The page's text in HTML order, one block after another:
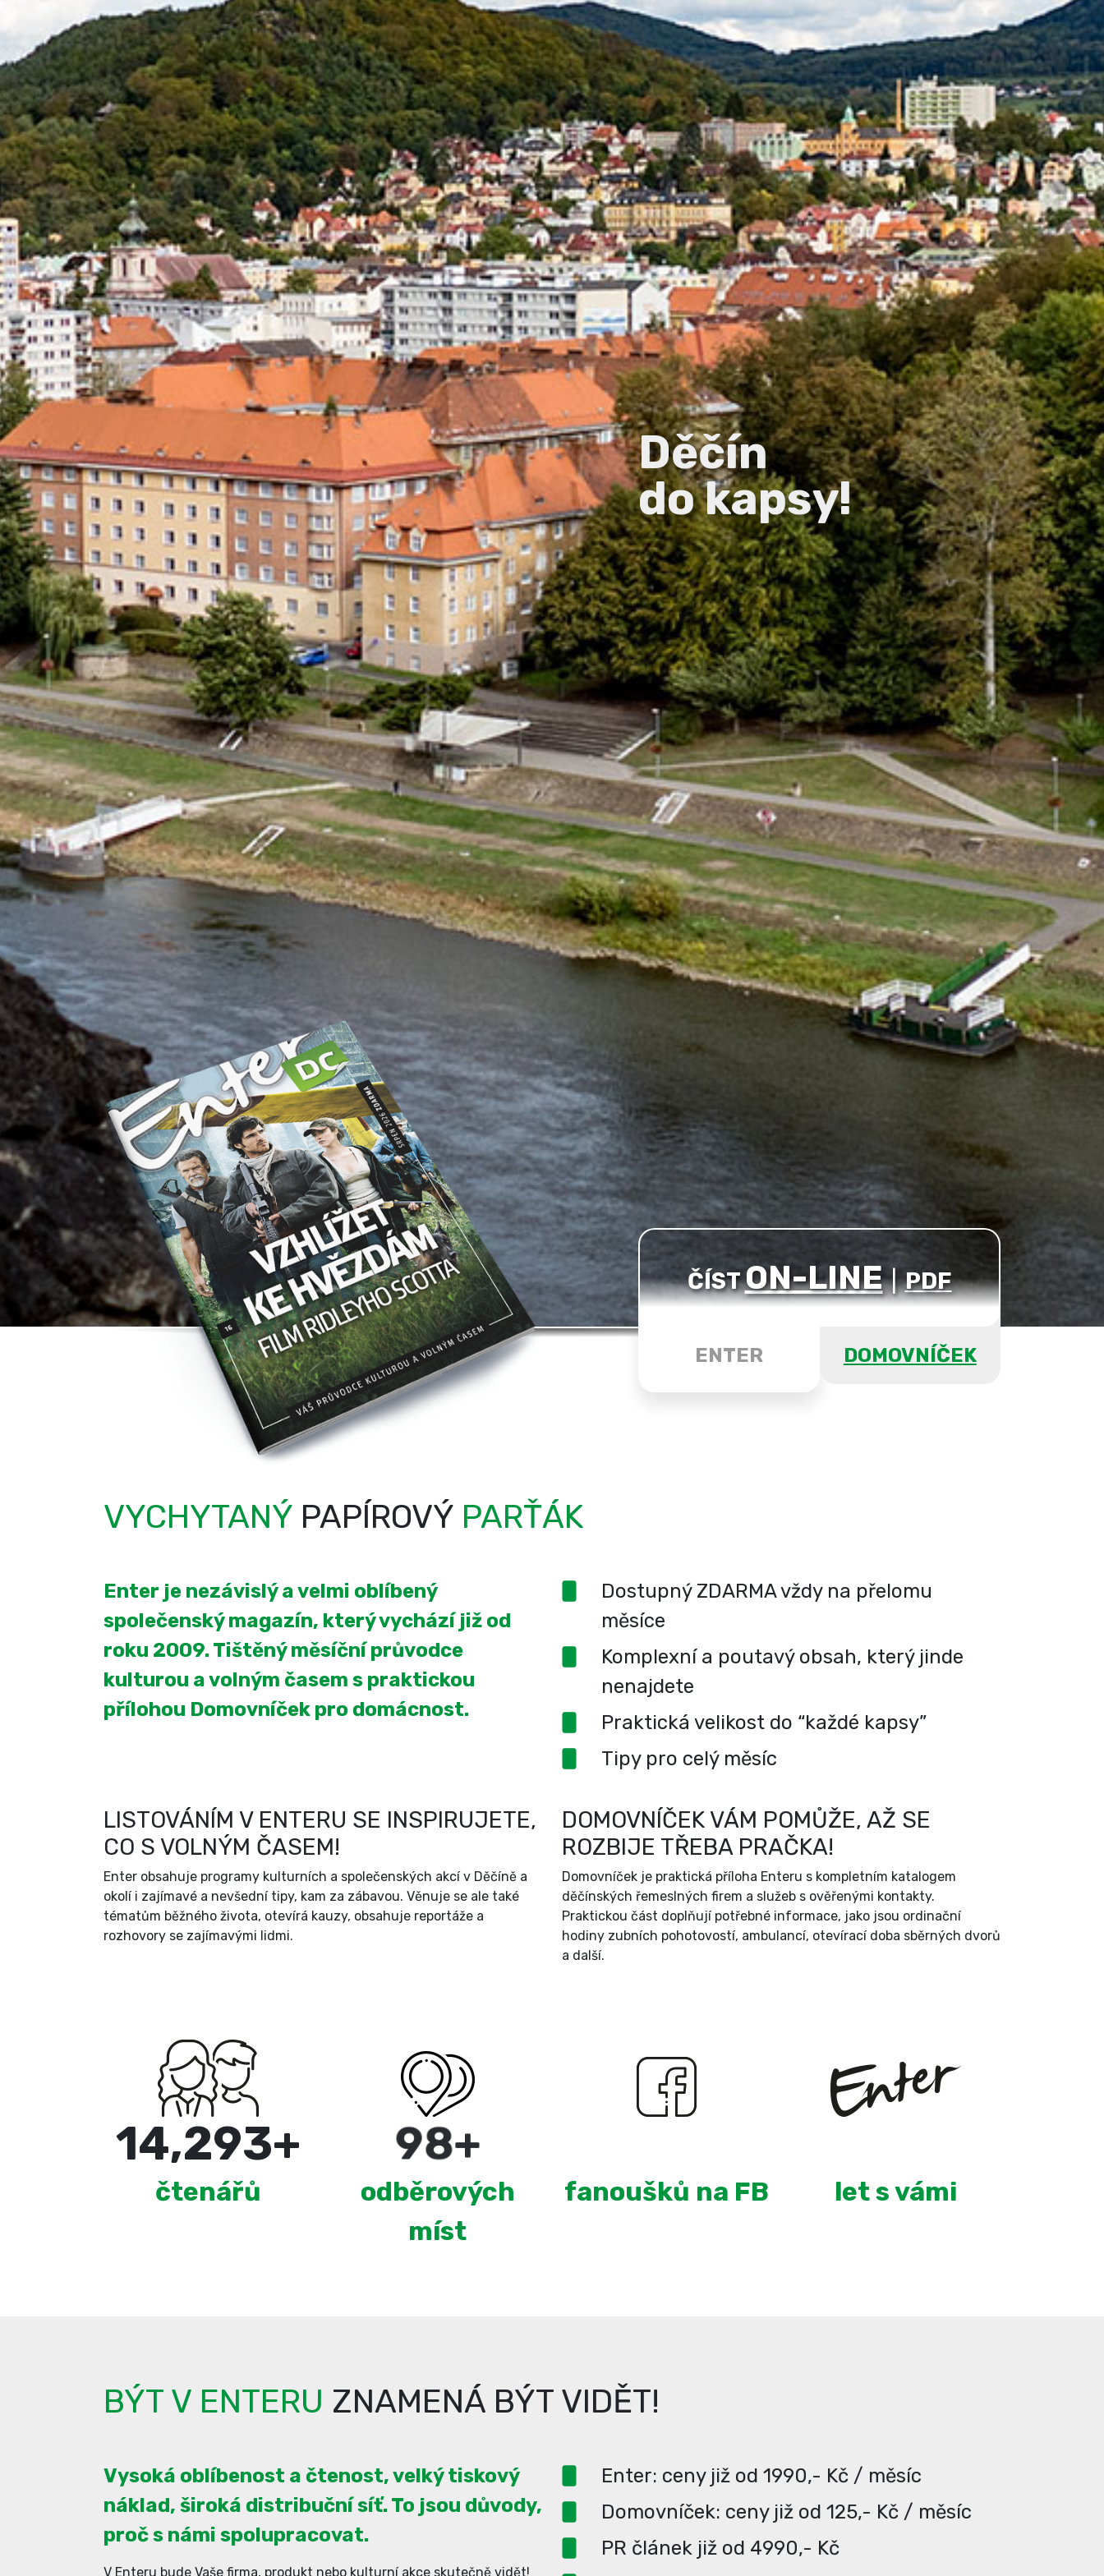
Děčín
do kapsy!
ČÍSTON-LINE | PDF
ENTER DOMOVNÍČEK
VYCHYTANÝ PAPÍROVÝ PARŤÁK
Enter je nezávislý a velmi oblíbený
společenský magazín, který vychází již od
roku 2009. Tištěný měsíční průvodce
kulturou a volným časem s praktickou
přílohou Domovníček pro domácnost.
Dostupný ZDARMA vždy na přelomu
měsíce
Komplexní a poutavý obsah, který jinde
nenajdete
Praktická velikost do “každé kapsy”
Tipy pro celý měsíc
LISTOVÁNÍM V ENTERU SE INSPIRUJETE,
CO S VOLNÝM ČASEM!
Enter obsahuje programy kulturních a společenských akcí v Děčíně a
okolí i zajímavé a nevšední tipy, kam za zábavou. Věnuje se ale také
tématům běžného života, otevírá kauzy, obsahuje reportáže a
rozhovory se zajímavými lidmi.
DOMOVNÍČEK VÁM POMŮŽE, AŽ SE
ROZBIJE TŘEBA PRAČKA!
Domovníček je praktická příloha Enteru s kompletním katalogem
děčínských řemeslných firem a služeb s ověřenými kontakty.
Praktickou část doplňují potřebné informace, jako jsou ordinační
hodiny zubních pohotovostí, ambulancí, otevírací doba sběrných dvorů
a další.
15,000+
čtenářů
180+
odběrových
míst
fanoušků na FB let s vámi
BÝT V ENTERU ZNAMENÁ BÝT VIDĚT!
Vysoká oblíbenost a čtenost, velký tiskový
náklad, široká distribuční síť. To jsou důvody,
proč s námi spolupracovat.
V Enteru bude Vaše firma, produkt nebo kulturní akce skutečně vidět!
Enter: ceny již od 1990,- Kč / měsíc
Domovníček: ceny již od 125,- Kč / měsíc
PR článek již od 4990,- Kč